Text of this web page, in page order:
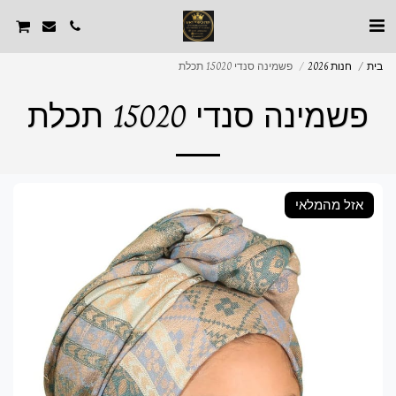
בית חנות 2026 פשמינה סנדי 15020 תכלת
פשמינה סנדי 15020 תכלת
אזל מהמלאי